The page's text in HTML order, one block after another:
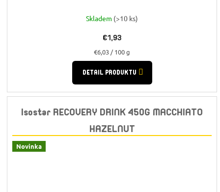
Skladem (>10 ks)
€1,93
Jednotková
cena:
€6,03 / 100 g
DETAIL PRODUKTU
Isostar RECOVERY DRINK 450G MACCHIATO
HAZELNUT
Novinka